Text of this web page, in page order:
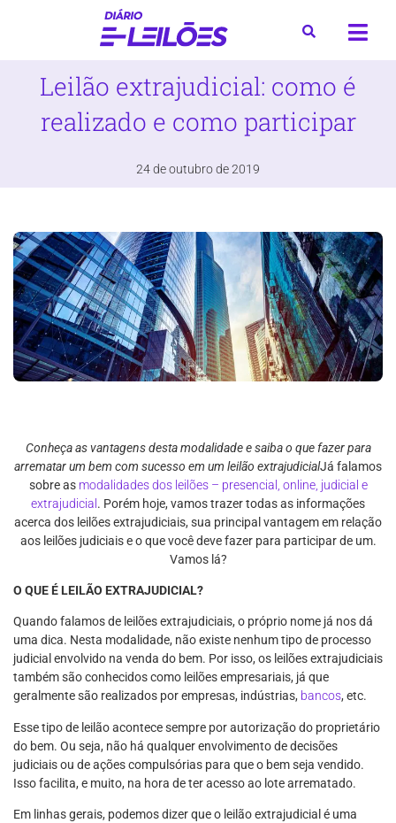
Leilão extrajudicial: como é
realizado e como participar
24 de outubro de 2019
Conheça as vantagens desta modalidade e saiba o que fazer para
arrematar um bem com sucesso em um leilão extrajudicialJá falamos
sobre as modalidades dos leilões – presencial, online, judicial e
extrajudicial . Porém hoje, vamos trazer todas as informações
acerca dos leilões extrajudiciais, sua principal vantagem em relação
aos leilões judiciais e o que você deve fazer para participar de um.
Vamos lá?
O QUE É LEILÃO EXTRAJUDICIAL?
Quando falamos de leilões extrajudiciais, o próprio nome já nos dá
uma dica. Nesta modalidade, não existe nenhum tipo de processo
judicial envolvido na venda do bem. Por isso, os leilões extrajudiciais
também são conhecidos como leilões empresariais, já que
geralmente são realizados por empresas, indústrias, bancos, etc.
Esse tipo de leilão acontece sempre por autorização do proprietário
do bem. Ou seja, não há qualquer envolvimento de decisões
judiciais ou de ações compulsórias para que o bem seja vendido.
Isso facilita, e muito, na hora de ter acesso ao lote arrematado.
Em linhas gerais, podemos dizer que o leilão extrajudicial é uma